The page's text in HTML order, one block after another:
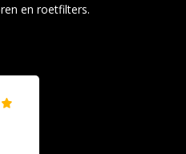
en roetfilters.